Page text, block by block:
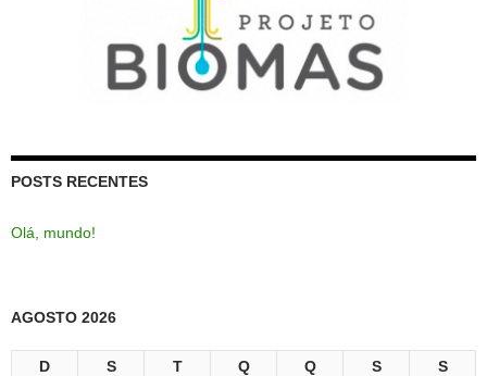
POSTS RECENTES
Olá, mundo!
AGOSTO 2026
D S T Q Q S
S